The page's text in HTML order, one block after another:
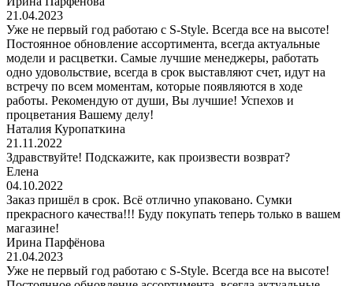
21.04.2023
Уже не первый год работаю с S-Style. Всегда все на высоте!
Постоянное обновление ассортимента, всегда актуальные
модели и расцветки. Самые лучшие менеджеры, работать
одно удовольствие, всегда в срок выставляют счет, идут на
встречу по всем моментам, которые появляются в ходе
работы. Рекомендую от души, Вы лучшие! Успехов и
процветания Вашему делу!
Наталия Куропаткина
21.11.2022
Здравствуйте! Подскажите, как произвести возврат?
Елена
04.10.2022
Заказ пришёл в срок. Всё отлично упаковано. Сумки
прекрасного качества!!! Буду покупать теперь только в вашем
магазине!
Ирина Парфёнова
21.04.2023
Уже не первый год работаю с S-Style. Всегда все на высоте!